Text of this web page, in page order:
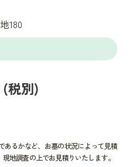
180
(税別)
るかなど、お墓の状況によって見積
地調査の上でお見積りいたします。